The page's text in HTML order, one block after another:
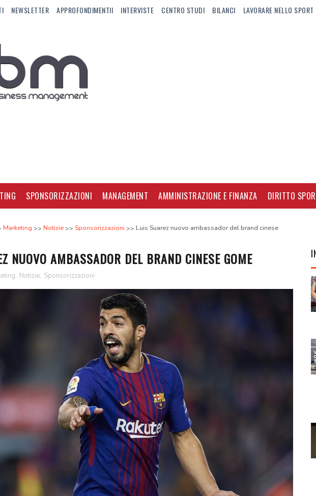
NEWSLETTER APPROFONDIMENTII INTERVISTE CENTRO STUDI BILANCI LAVORARE NELLO SPORT
SPONSORIZZAZIONI MANAGEMENT AMMINISTRAZIONE E FINANZA DIRITTO
Marketing Notizie Sponsorizzazioni
Luis Suarez nuovo ambassador del brand cinese
NUOVO AMBASSADOR DEL BRAND CINESE GOME
, Notizie, Sponsorizzazioni